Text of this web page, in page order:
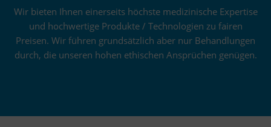
Wir bieten Ihnen einerseits höchste medizinische Expertise
und hochwertige Produkte / Technologien zu fairen
Preisen. Wir führen grundsätzlich aber nur Behandlungen
durch, die unseren hohen ethischen Ansprüchen genügen.